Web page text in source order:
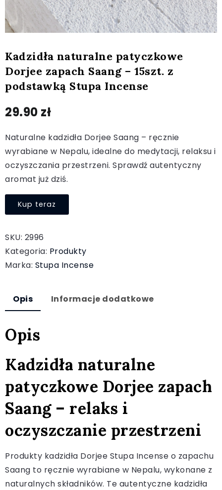
Kadzidła naturalne patyczkowe
Dorjee zapach Saang – 15szt. z
podstawką Stupa Incense
29.90 zł
Naturalne kadzidła Dorjee Saang – ręcznie
wyrabiane w Nepalu, idealne do medytacji, relaksu i
oczyszczania przestrzeni. Sprawdź autentyczny
aromat już dziś.
Kup teraz
SKU: 2996
Kategoria: Produkty
Marka: Stupa Incense
Opis Informacje dodatkowe
Opis
Kadzidła naturalne
patyczkowe Dorjee zapach
Saang – relaks i
oczyszczanie przestrzeni
Produkty kadzidła Dorjee Stupa Incense o zapachu
Saang to ręcznie wyrabiane w Nepalu, wykonane z
naturalnych składników. Te autentyczne kadzidła